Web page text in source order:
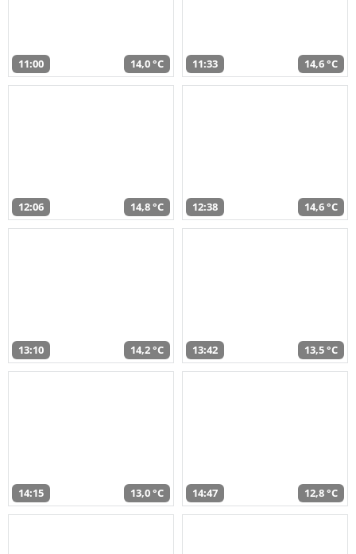
11:00 14,0 °C 11:33 14,6 °C
12:06 14,8 °C 12:38 14,6 °C
13:10 14,2 °C 13:42 13,5 °C
14:15 13,0 °C 14:47 12,8 °C